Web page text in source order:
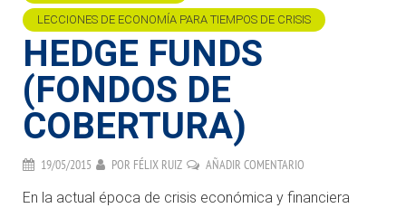
LECCIONES DE ECONOMÍA PARA TIEMPOS DE CRISIS
HEDGE FUNDS
(FONDOS DE
COBERTURA)
19/05/2015 POR FÉLIX RUIZ AÑADIR COMENTARIO
En la actual época de crisis económica y financiera